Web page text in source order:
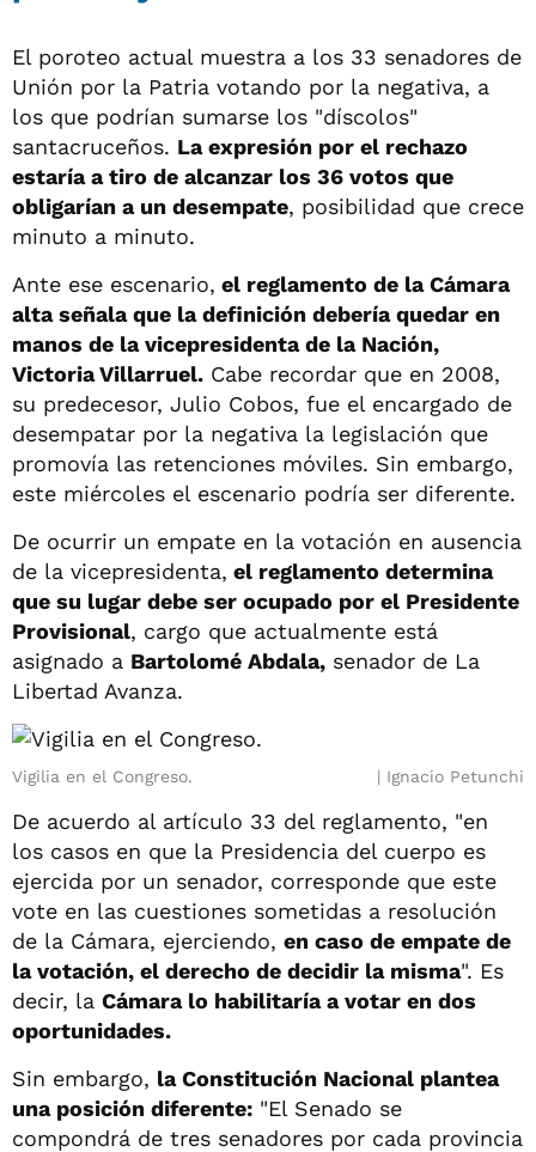
El poroteo actual muestra a los 33 senadores de
Unión por la Patria votando por la negativa, a
los que podrían sumarse los "díscolos"
santacruceños. La expresión por el rechazo
estaría a tiro de alcanzar los 36 votos que
obligarían a un desempate, posibilidad que crece
minuto a minuto.
Ante ese escenario, el reglamento de la Cámara
alta señala que la definición debería quedar en
manos de la vicepresidenta de la Nación,
Victoria Villarruel. Cabe recordar que en 2008,
su predecesor, Julio Cobos, fue el encargado de
desempatar por la negativa la legislación que
promovía las retenciones móviles. Sin embargo,
este miércoles el escenario podría ser diferente.
De ocurrir un empate en la votación en ausencia
de la vicepresidenta, el reglamento determina
que su lugar debe ser ocupado por el Presidente
Provisional, cargo que actualmente está
asignado a Bartolomé Abdala, senador de La
Libertad Avanza.
Vigilia en el Congreso. Ignacio Petunchi
De acuerdo al artículo 33 del reglamento, "en
los casos en que la Presidencia del cuerpo es
ejercida por un senador, corresponde que este
vote en las cuestiones sometidas a resolución
de la Cámara, ejerciendo, en caso de empate de
la votación, el derecho de decidir la misma". Es
decir, la Cámara lo habilitaría a votar en dos
oportunidades.
Sin embargo, la Constitución Nacional plantea
una posición diferente: "El Senado se
compondrá de tres senadores por cada provincia